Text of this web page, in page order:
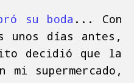
su boda ... Con
unos días antes,
decidió que la
supermercado,